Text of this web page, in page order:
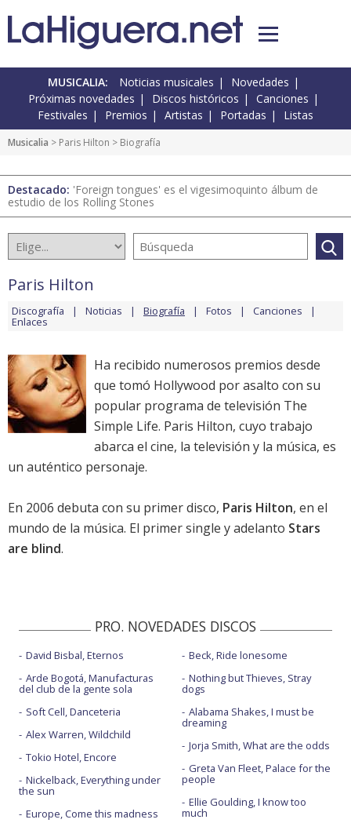
MUSICALIA: Noticias musicales
Novedades
Próximas novedades
Discos históricos
Canciones
Festivales
Premios Artistas Portadas Listas
Musicalia > Paris Hilton > Biografía
Destacado: 'Foreign tongues' es el vigesimoquinto álbum de
estudio de los Rolling Stones
Paris Hilton
Discografía Noticias Biografía Fotos Canciones
Enlaces
Ha recibido numerosos premios desde
que tomó Hollywood por asalto con su
popular programa de televisión The
Simple Life. Paris Hilton, cuyo trabajo
abarca el cine, la televisión y la música, es
un auténtico personaje.
En 2006 debuta con su primer disco, Paris Hilton, en el
mundo de la música. El primer single y adelanto Stars
are blind.
PRO. NOVEDADES DISCOS
David Bisbal, Eternos
Arde Bogotá, Manufacturas
del club de la gente sola
Soft Cell, Danceteria
Alex Warren, Wildchild
Tokio Hotel, Encore
Nickelback, Everything under
the sun
Europe, Come this madness
Beck, Ride lonesome
Nothing but Thieves, Stray
dogs
Alabama Shakes, I must be
dreaming
Jorja Smith, What are the odds
Greta Van Fleet, Palace for the
people
Ellie Goulding, I know too
much